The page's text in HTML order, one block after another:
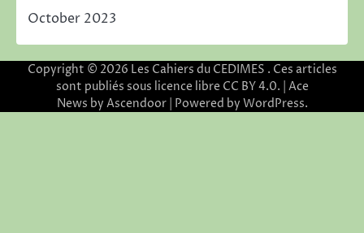
October 2023
Copyright © 2026 Les Cahiers du CEDIMES . Ces articles
sont publiés sous licence libre CC BY 4.0. | Ace
News by Ascendoor| Powered by WordPress.